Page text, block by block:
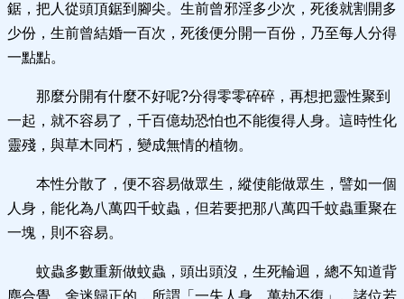
鋸，把人從頭頂鋸到腳尖。生前曾邪淫多少次，死後就割開多
少份，生前曾結婚一百次，死後便分開一百份，乃至每人分得
一點點。
那麼分開有什麼不好呢?分得零零碎碎，再想把靈性聚到
一起，就不容易了，千百億劫恐怕也不能復得人身。這時性化
靈殘，與草木同朽，變成無情的植物。
本性分散了，便不容易做眾生，縱使能做眾生，譬如一個
人身，能化為八萬四千蚊蟲，但若要把那八萬四千蚊蟲重聚在
一塊，則不容易。
蚊蟲多數重新做蚊蟲，頭出頭沒，生死輪迴，總不知道背